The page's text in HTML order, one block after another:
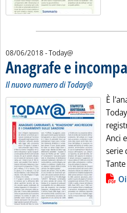
08/06/2018 - Today@
Anagrafe e
Il nuovo numero di Today@
È
Anci
serie
Lista allegati PDF alla